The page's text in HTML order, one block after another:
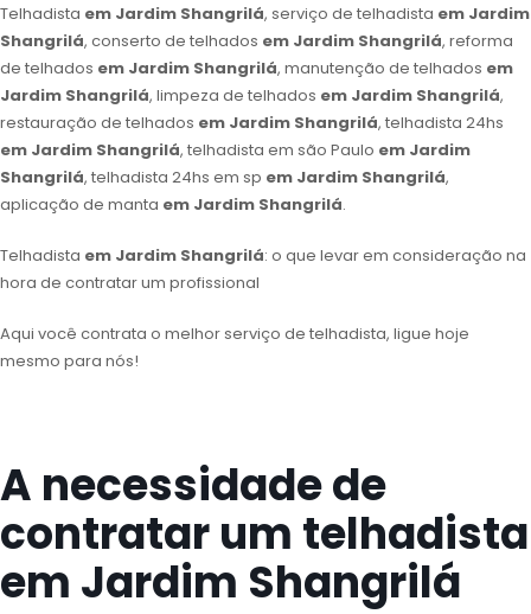
Telhadista em Jardim Shangrilá, serviço de telhadista em Jardim
Shangrilá, conserto de telhados em Jardim Shangrilá, reforma
de telhados em Jardim Shangrilá, manutenção de telhados em
Jardim Shangrilá, limpeza de telhados em Jardim Shangrilá,
restauração de telhados em Jardim Shangrilá, telhadista 24hs
em Jardim Shangrilá, telhadista em são Paulo em Jardim
Shangrilá, telhadista 24hs em sp em Jardim Shangrilá,
aplicação de manta em Jardim Shangrilá.
Telhadista em Jardim Shangrilá: o que levar em consideração na
hora de contratar um profissional
Aqui você contrata o melhor serviço de telhadista, ligue hoje
mesmo para nós!
A necessidade de
contratar um telhadista
em Jardim Shangrilá